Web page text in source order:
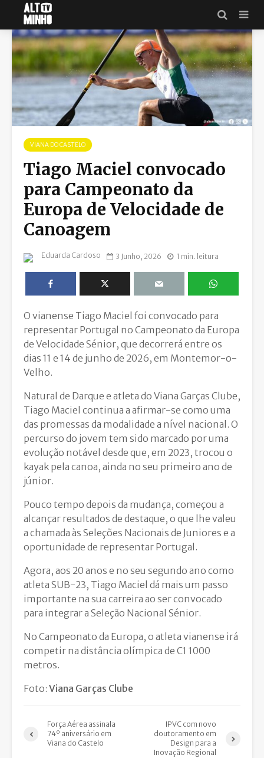
VIANA DO CASTELO
Tiago Maciel convocado
para Campeonato da
Europa de Velocidade de
Canoagem
Eduarda Cardoso 3 Junho, 2026 1 min. leitura
O vianense Tiago Maciel foi convocado para
representar Portugal no Campeonato da Europa
de Velocidade Sénior, que decorrerá entre os
dias 11 e 14 de junho de 2026, em Montemor-o-
Velho.
Natural de Darque e atleta do Viana Garças Clube,
Tiago Maciel continua a afirmar-se como uma
das promessas da modalidade a nível nacional. O
percurso do jovem tem sido marcado por uma
evolução notável desde que, em 2023, trocou o
kayak pela canoa, ainda no seu primeiro ano de
júnior.
Pouco tempo depois da mudança, começou a
alcançar resultados de destaque, o que lhe valeu
a chamada às Seleções Nacionais de Juniores e a
oportunidade de representar Portugal.
Agora, aos 20 anos e no seu segundo ano como
atleta SUB-23, Tiago Maciel dá mais um passo
importante na sua carreira ao ser convocado
para integrar a Seleção Nacional Sénior.
No Campeonato da Europa, o atleta vianense irá
competir na distância olímpica de C1 1000
metros.
Foto: Viana Garças Clube
Força Aérea assinala
74º aniversário em
Viana do Castelo
IPVC com novo
doutoramento em
Design para a
Inovação Regional